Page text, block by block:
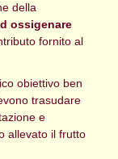
della
ossigenare
fornito al
obiettivo ben
trasudare
e
allevato il frutto